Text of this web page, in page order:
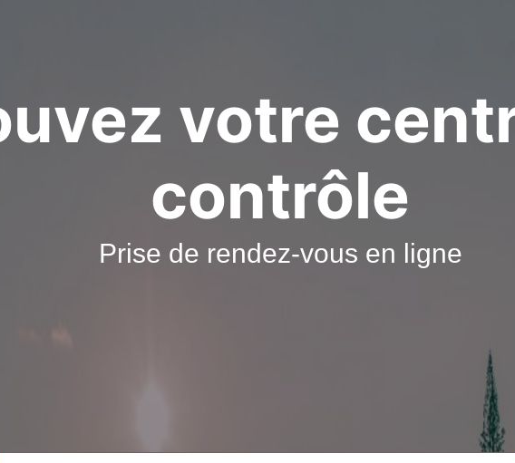
votre
contrôle
Prise de rendez-vous en ligne